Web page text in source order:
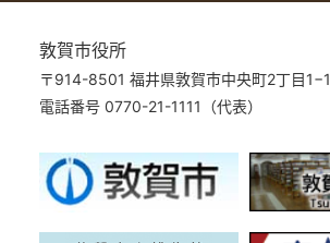
敦賀市役所
〒914-8501 福井県敦賀市中央町2丁目1−1
電話番号 0770-21-1111（代表）